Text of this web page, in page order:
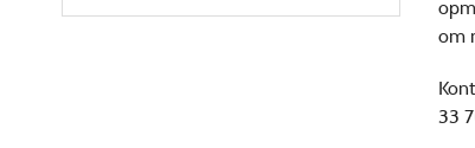
om
33